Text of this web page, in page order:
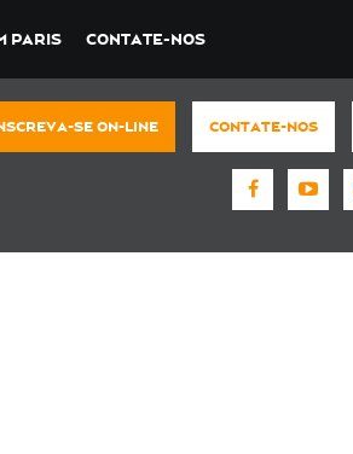
PARIS CONTATE-NOS
SE ON-LINE CONTATE-NOS